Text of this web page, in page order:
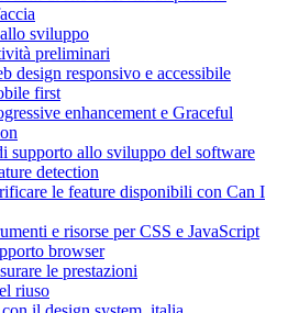
sviluppo
preliminari
design responsivo e accessibile
first
enhancement e Graceful
supporto allo sviluppo del software
detection
le feature disponibili con Can I
e risorse per CSS e JavaScript
browser
le prestazioni
riuso